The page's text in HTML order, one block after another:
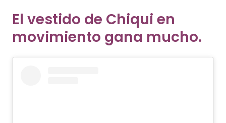
El vestido de Chiqui en
movimiento gana mucho.